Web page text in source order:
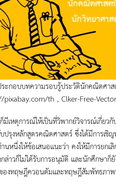
ะกอบบทความรอบรู้ประวัตินักคณิตศา
th , Clker-Free-
เหตุการณ์ให้เป็นที่วิพากย์วิจารณ์เกี่ย
ปรุงหลักสูตรคณิตศาสตร์ ซึ่งได้มีการ
นึ่งให้ข้อเสนอแนะว่า คงให้มีการยกเ
าวก็ไม่ได้รับการอนุมัติ และนักศึกษาก็
งทฤษฎีควอนตัมและทฤษฎีสัมพัทธภาพ